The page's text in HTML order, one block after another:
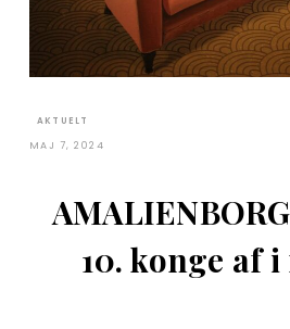
AKTUELT
MAJ 7, 2024
10. konge af